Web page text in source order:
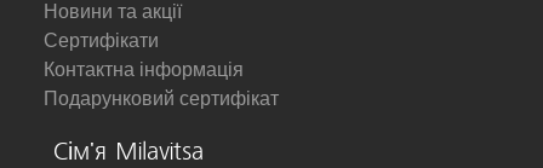
Новини та акції
Сертифікати
Контактна інформація
Подарунковий сертифікат
Сім'я Milavitsa